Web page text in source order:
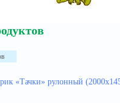
«Тачки» рулонный